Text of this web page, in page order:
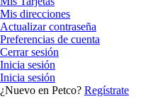
Mis direcciones
Actualizar contraseña
Preferencias de cuenta
Cerrar sesión
Inicia sesión
Inicia sesión
¿Nuevo en Petco? Regístrate